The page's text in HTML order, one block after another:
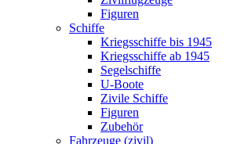
Figuren
Schiffe
Kriegsschiffe bis 1945
Kriegsschiffe ab 1945
Segelschiffe
U-Boote
Zivile Schiffe
Figuren
Zubehör
Fahrzeuge (zivil)